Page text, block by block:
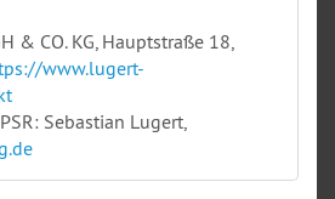
& CO. KG, Hauptstraße 18,
www.lugert-
Sebastian Lugert,